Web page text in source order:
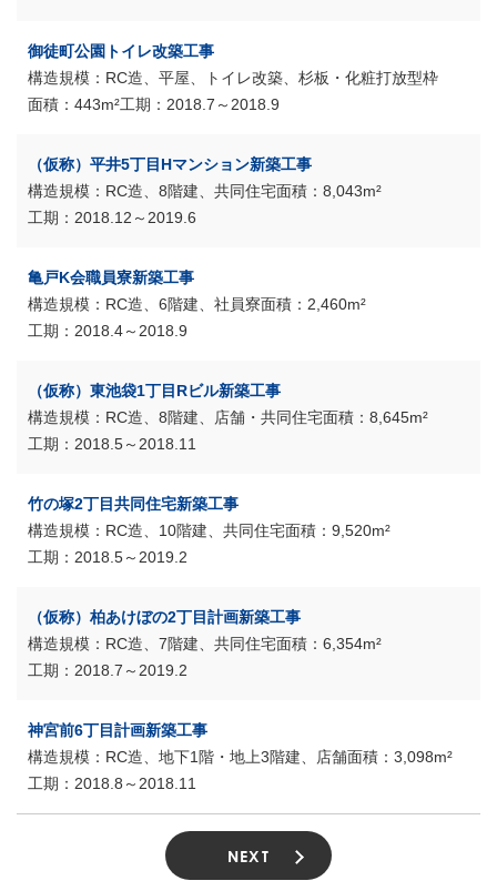
御徒町公園トイレ改築工事
RC造、平屋、トイレ改築、杉板・化粧打放型枠
443m²
2018.7～2018.9
（仮称）平井5丁目Hマンション新築工事
RC造、8階建、共同住宅
8,043m²
2018.12～2019.6
亀戸K会職員寮新築工事
RC造、6階建、社員寮
2,460m²
2018.4～2018.9
（仮称）東池袋1丁目Rビル新築工事
RC造、8階建、店舗・共同住宅
8,645m²
2018.5～2018.11
竹の塚2丁目共同住宅新築工事
RC造、10階建、共同住宅
9,520m²
2018.5～2019.2
（仮称）柏あけぼの2丁目計画新築工事
RC造、7階建、共同住宅
6,354m²
2018.7～2019.2
神宮前6丁目計画新築工事
RC造、地下1階・地上3階建、店舗
3,098m²
2018.8～2018.11
NEXT